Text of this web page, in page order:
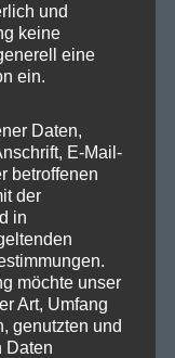
und
keine
eine
ein.
Daten,
E-Mail-
betroffenen
der
in
möchte unser
Art, Umfang
genutzten und
Daten